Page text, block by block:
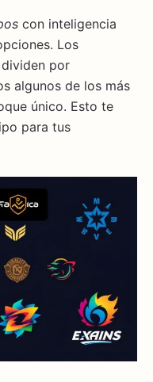
con inteligencia
Los
dividen por
algunos de los más
único. Esto te
para tus